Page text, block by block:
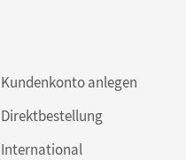
Kundenkonto anlegen
Direktbestellung
International